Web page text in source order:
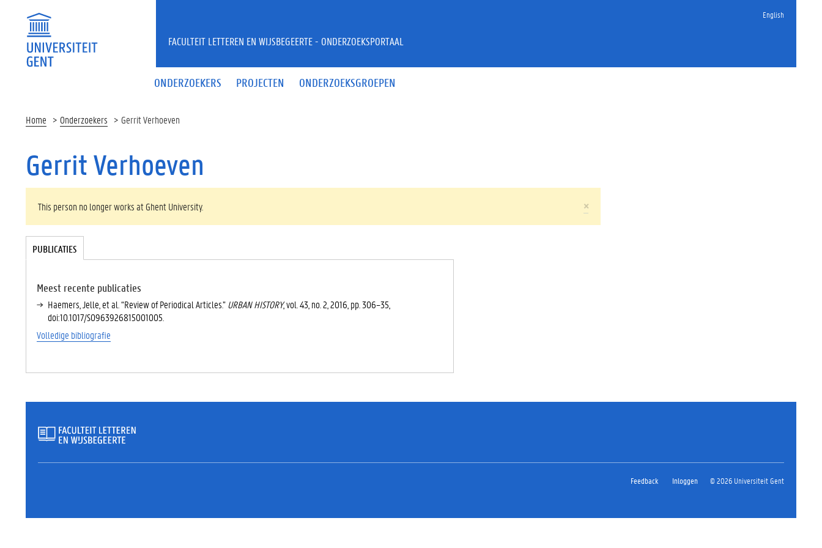
English
ONDERZOEKERS PROJECTEN ONDERZOEKSGROEPEN
FACULTEIT LETTEREN EN WIJSBEGEERTE - ONDERZOEKSPORTAAL
Home Onderzoekers Gerrit Verhoeven
Gerrit Verhoeven
×
WAARSCHUWINGSBERICHT
This person no longer works at Ghent University.
Tabgroup
PUBLICATIES
TI
E
V
E
T
B
A
)
Meest recente publicaties
Haemers, Jelle, et al. “Review of Periodical Articles.”URBAN HISTORY, vol. 43, no. 2, 2016, pp. 306–35,
doi:10.1017/S0963926815001005.
Volledige bibliografie
Feedback Inloggen © 2026 Universiteit Gent